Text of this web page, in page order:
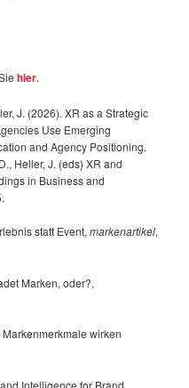
hier.
J. (2026). XR as a Strategic
Use Emerging
and Agency Positioning.
Heller, J. (eds) XR and
in Business and
statt Event,markenartikel,
Marken, oder?,
wirken
Intelligence for Brand